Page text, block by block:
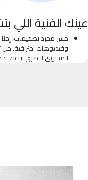
عينك الفنية اللي
مش مجرد تصميمات، إحنا
وفيديوهات احترافية. من
المحتوى البصري بتاعك